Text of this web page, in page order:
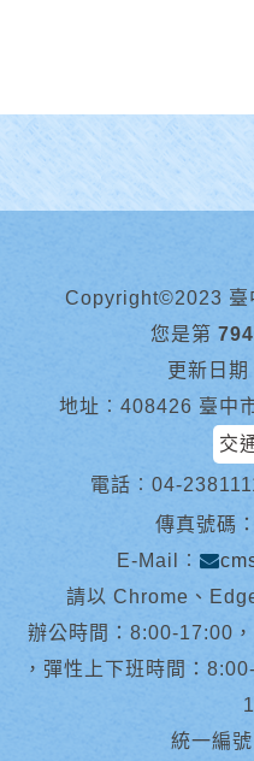
Copyright©2023 臺
您是第
更新日期
地址︰408426 臺中
交
電話︰ 04-
傳真號碼
E-Mail︰
請以 Chrome、
辦公時間：8:00-17:00
，彈性上下班時間：
統一編